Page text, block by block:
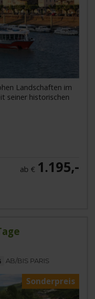
Landschaften im
seiner historischen
ab € 1.195,-
AB/BIS PARIS
Sonderpreis